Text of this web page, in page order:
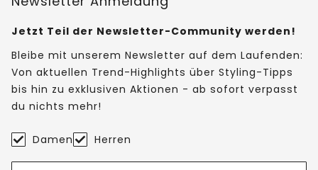
Jetzt Teil der Newsletter-Community werden!
Bleibe mit unserem Newsletter auf dem Laufenden:
Von aktuellen Trend-Highlights über Styling-Tipps
bis hin zu exklusiven Aktionen - ab sofort verpasst
du nichts mehr!
Damen Herren